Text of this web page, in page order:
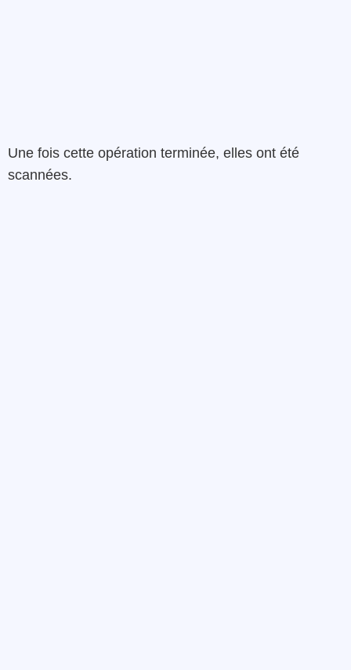
Une fois cette opération terminée, elles ont été
scannées.